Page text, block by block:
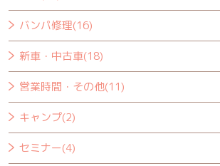
バンパ修理(16)
新車・中古車(18)
営業時間・その他(11)
キャンプ(2)
セミナー(4)